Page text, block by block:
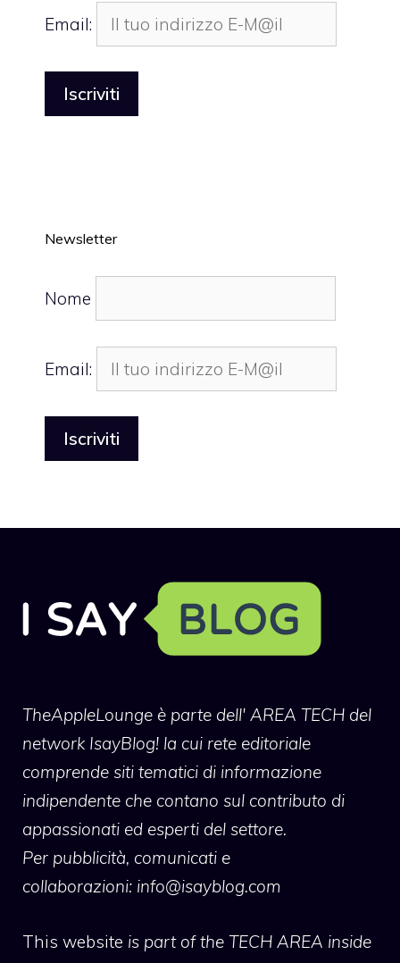
Email:
Newsletter
Nome
Email:
TheAppleLounge è parte dell' AREA TECH del
network IsayBlog! la cui rete editoriale
comprende siti tematici di informazione
indipendente che contano sul contributo di
appassionati ed esperti del settore.
Per pubblicità, comunicati e
collaborazioni: info@isayblog.com
This website is part of the TECH AREA inside